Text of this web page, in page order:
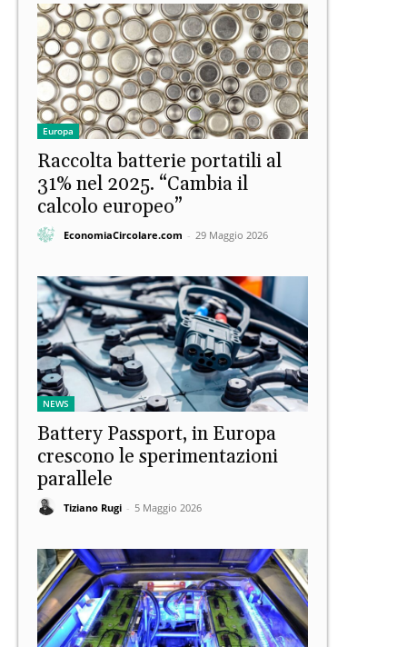
Europa
Raccolta batterie portatili al
31% nel 2025. “Cambia il
calcolo europeo”
EconomiaCircolare.com - 29 Maggio 2026
NEWS
Battery Passport, in Europa
crescono le sperimentazioni
parallele
Tiziano Rugi - 5 Maggio 2026